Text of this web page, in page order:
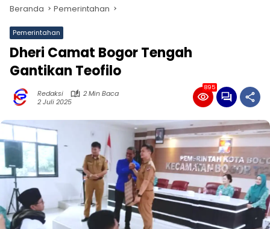
Beranda Pemerintahan
Pemerintahan
Dheri Camat Bogor Tengah
Gantikan Teofilo
Redaksi
2 Min Baca
2 Juli 2025
895